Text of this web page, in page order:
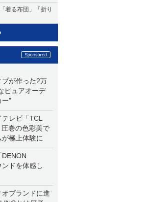
着る布団」「折り
ブが作った2万
ピュアオーデ
”
レビ「TCL
巻の色彩美で
極上体験に
ドを体感し
ブランドに進